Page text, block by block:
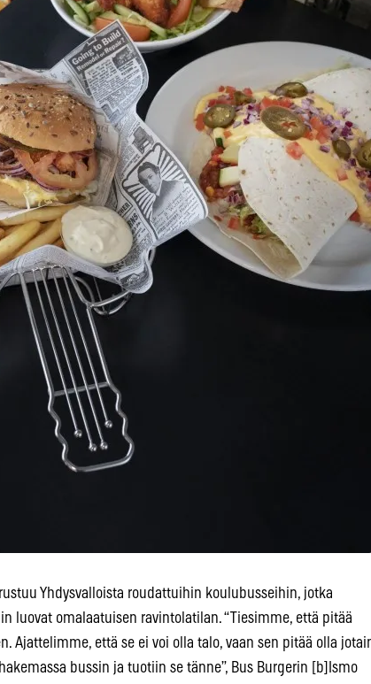
Yhdysvalloista roudattuihin koulubusseihin, jotka
luovat omalaatuisen ravintolatilan. “Tiesimme, että pitää
Ajattelimme, että se ei voi olla talo, vaan sen pitää olla
bussin ja tuotiin se tänne”, Bus Burgerin [b]Ismo